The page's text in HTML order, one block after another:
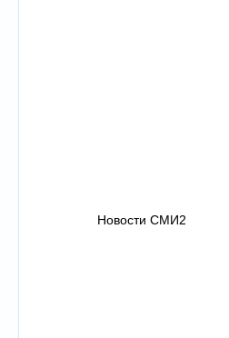
Новости СМИ2